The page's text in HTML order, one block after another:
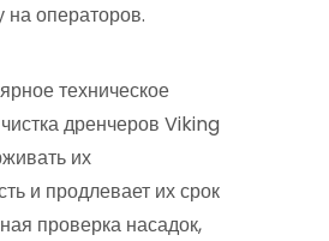
на операторов.
техническое
дренчеров Viking
их
и продлевает их срок
проверка насадок,